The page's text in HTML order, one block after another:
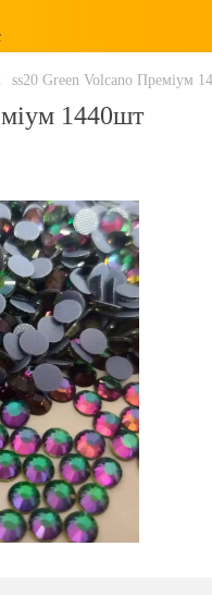
ss20 Green Volcano Преміум
1440шт